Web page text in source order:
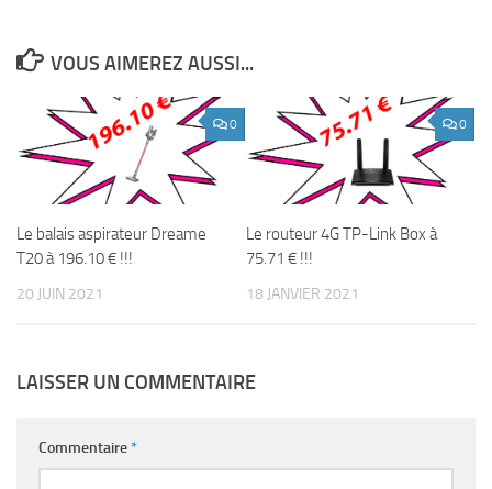
VOUS AIMEREZ AUSSI...
0
Le balais aspirateur Dreame
T20 à 196.10 € !!!
20 JUIN 2021
0
Le routeur 4G TP-Link Box à
75.71 € !!!
18 JANVIER 2021
LAISSER UN COMMENTAIRE
Commentaire*